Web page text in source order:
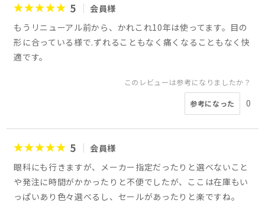
5
会員様
もうリニューアル前から、かれこれ10年は使ってます。目の
形に合っている様で.ずれることもなく痛くなることもなく快
適です。
このレビューは参考になりましたか？
参考になった 0
5
会員様
眼科にも行きますが、メーカー指定だったりと選べないこと
や発注に時間がかかったりと不便でしたが、ここは在庫もい
っぱいあり色々選べるし、セールがあったりと楽ですね。